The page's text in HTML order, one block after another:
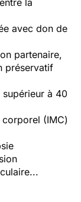
avec don de
partenaire,
préservatif
supérieur à 40
(IMC)